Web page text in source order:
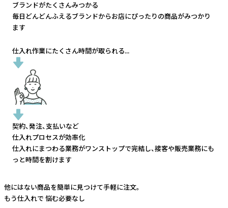
ブランドがたくさんみつかる
毎日どんどんふえるブランドからお店にぴったりの商品がみつかり
ます
仕入れ作業にたくさん時間が取られる...
契約、発注、支払いなど
仕入れプロセスが効率化
仕入れにまつわる業務がワンストップで完結し、接客や販売業務にも
っと時間を割けます
他にはない商品を簡単に見つけて手軽に注文。
もう仕入れで 悩む必要なし